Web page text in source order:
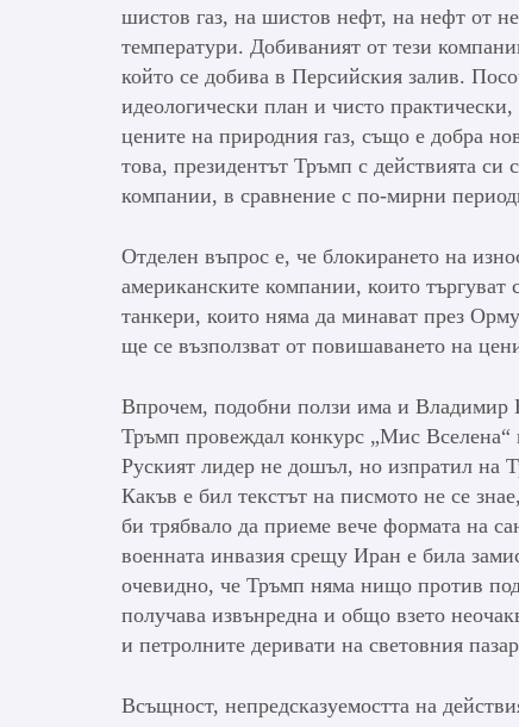
шистов газ, на шистов нефт, на нефт от
температури. Добиваният от тези
който се добива в Персийския залив.
идеологически план и чисто
цените на природния газ, също е добра
това, президентът Тръмп с действията си
компании, в сравнение с по-мирни
Отделен въпрос е, че блокирането на
американските компании, които търгуват
танкери, които няма да минават през
ще се възползват от повишаването на
Впрочем, подобни ползи има и Владимир
Тръмп провеждал конкурс „Мис
Руският лидер не дошъл, но изпратил на
Какъв е бил текстът на писмото не се
би трябвало да приеме вече формата на
военната инвазия срещу Иран е била
очевидно, че Тръмп няма нищо против
получава извънредна и общо взето
и петролните деривати на световния
Всъщност, непредсказуемостта на